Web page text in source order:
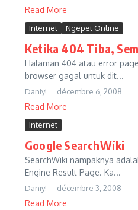
Read More
Internet Ngepet Online
Ketika 404 Tiba,
Halaman 404 atau error
browser gagal untuk dit...
Daniy! décembre 6, 2008
Read More
Internet
Google SearchWiki
SearchWiki nampaknya
Engine Result Page. Ka...
Daniy! décembre 3, 2008
Read More